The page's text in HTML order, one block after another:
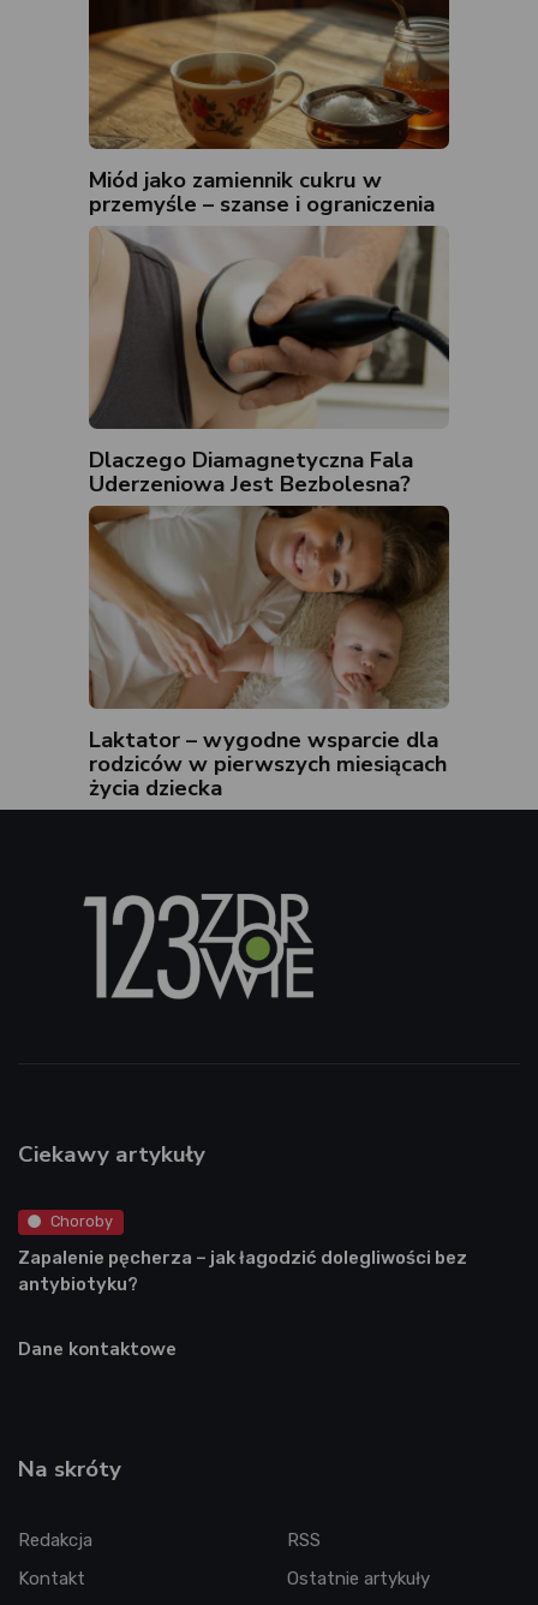
Miód jako zamiennik cukru w
przemyśle – szanse i ograniczenia
Dlaczego Diamagnetyczna Fala
Uderzeniowa Jest Bezbolesna?
Laktator – wygodne wsparcie dla
rodziców w pierwszych miesiącach
życia dziecka
Ciekawy artykuły
Choroby
Zapalenie pęcherza – jak łagodzić dolegliwości bez
antybiotyku?
Dane kontaktowe
Na skróty
Redakcja
Kontakt
RSS
Ostatnie artykuły